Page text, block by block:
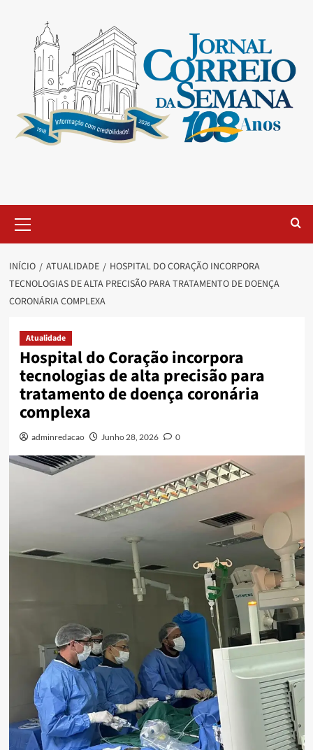
INÍCIO ATUALIDADE
HOSPITAL DO CORAÇÃO INCORPORA
TECNOLOGIAS DE ALTA PRECISÃO PARA TRATAMENTO DE DOENÇA
CORONÁRIA COMPLEXA
Atualidade
Hospital do Coração incorpora
tecnologias de alta precisão para
tratamento de doença coronária
complexa
adminredacao Junho 28, 2026 0